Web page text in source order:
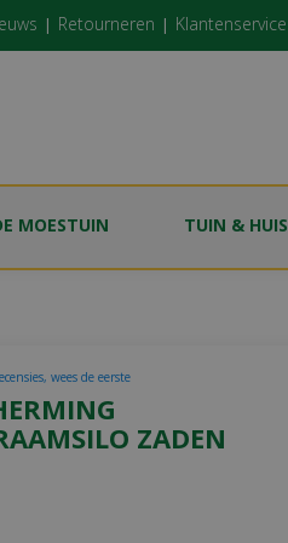
Retourneren Klantenservice
MOESTUIN TUIN & HUIS
ZADEN
wees de eerste